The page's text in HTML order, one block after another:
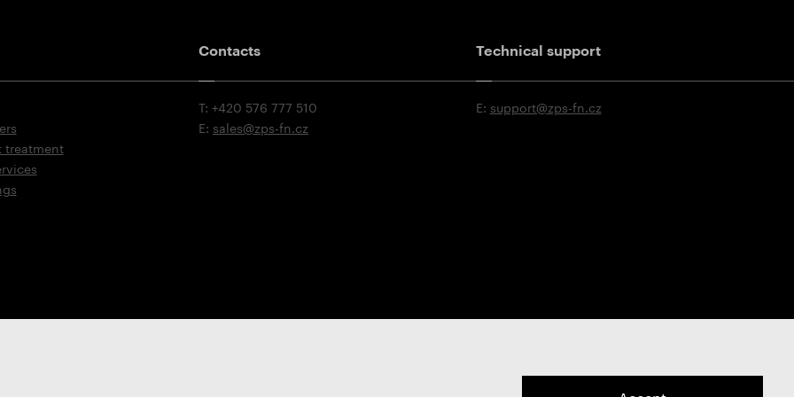
treatment
Contacts
T: +420 576 777 510
E: sales@zps-fn.cz
Technical support
E: support@zps-fn.cz